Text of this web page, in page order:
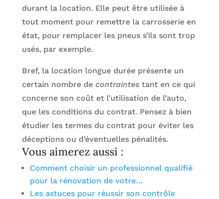
durant la location. Elle peut être utilisée à
tout moment pour remettre la carrosserie en
état, pour remplacer les pneus s’ils sont trop
usés, par exemple.
Bref, la location longue durée présente un
certain nombre de contraintestant en ce qui
concerne son coût et l’utilisation de l’auto,
que les conditions du contrat. Pensez à bien
étudier les termes du contrat pour éviter les
déceptions ou d’éventuelles pénalités.
Vous aimerez aussi :
Comment choisir un professionnel qualifié
pour la rénovation de votre…
Les astuces pour réussir son contrôle